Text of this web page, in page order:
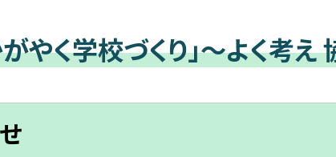
やく学校づくり」～よく考